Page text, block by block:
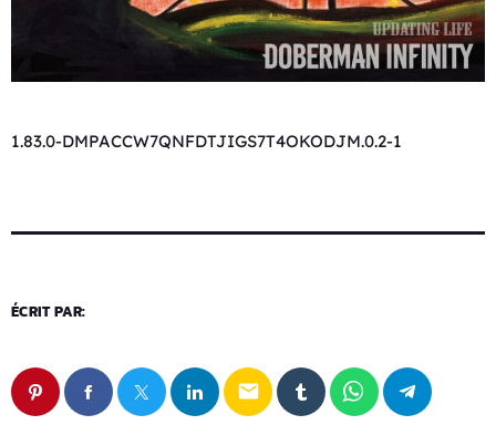
1.83.0-DMPACCW7QNFDTJIGS7T4OKODJM.0.2-1
ÉCRIT PAR:
email